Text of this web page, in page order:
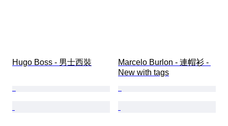
Hugo Boss - 男士西裝
Marcelo Burlon - 連帽衫 -
New with tags